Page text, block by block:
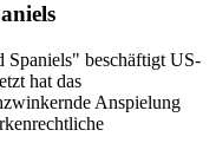
Spaniels" beschäftigt US-
hat das
Anspielung